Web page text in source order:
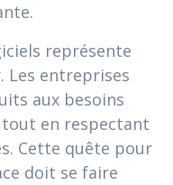
représente
Les entreprises
aux besoins
en respectant
Cette quête pour
doit se faire